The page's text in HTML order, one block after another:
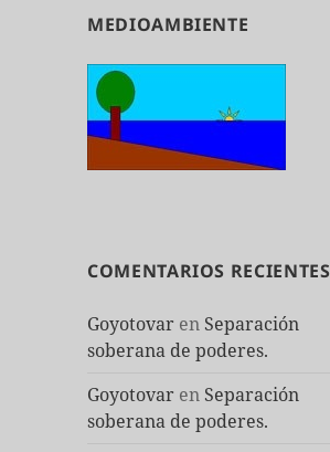
MEDIOAMBIENTE
COMENTARIOS RECIENTES
Goyotovar en Separación
soberana de poderes.
Goyotovar en Separación
soberana de poderes.